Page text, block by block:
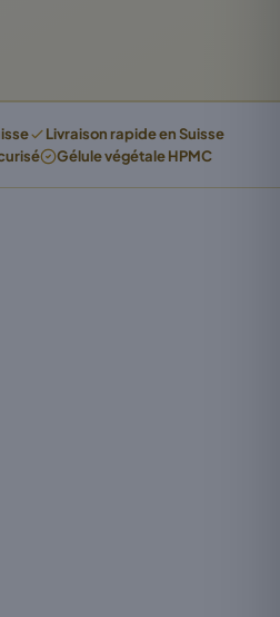
Livraison rapide en Suisse
Gélule végétale HPMC